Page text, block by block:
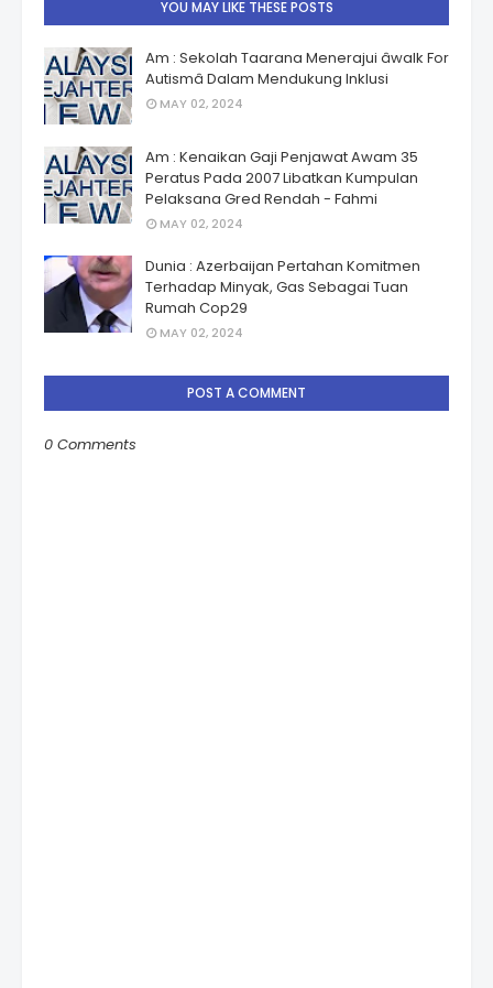
YOU MAY LIKE THESE POSTS
Am : Sekolah Taarana Menerajui âwalk For
Autismâ Dalam Mendukung Inklusi
MAY 02, 2024
Am : Kenaikan Gaji Penjawat Awam 35
Peratus Pada 2007 Libatkan Kumpulan
Pelaksana Gred Rendah - Fahmi
MAY 02, 2024
Dunia : Azerbaijan Pertahan Komitmen
Terhadap Minyak, Gas Sebagai Tuan
Rumah Cop29
MAY 02, 2024
POST A COMMENT
0 Comments